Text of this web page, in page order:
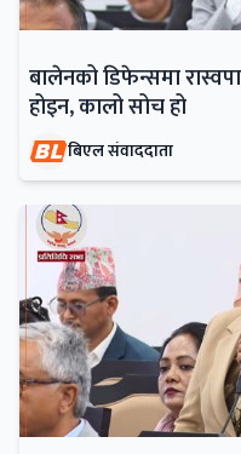
बालेनको डिफेन्समा
होइन, कालो सोच हो
बिएल संवाददाता